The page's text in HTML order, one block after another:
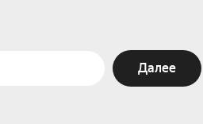
Далее